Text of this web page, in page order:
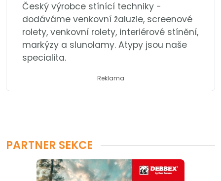
Český výrobce stínící techniky -
dodáváme venkovní žaluzie, screenové
rolety, venkovní rolety, interiérové stínění,
markýzy a slunolamy. Atypy jsou naše
specialita.
Reklama
PARTNER SEKCE